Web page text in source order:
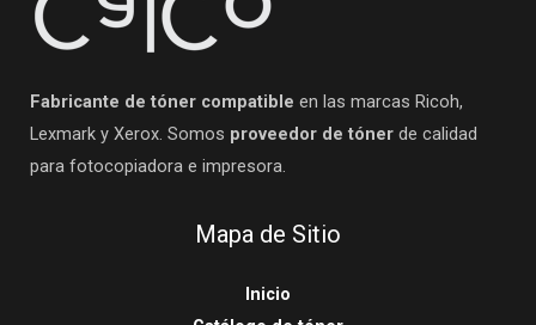
Fabricante de tóner compatible en las marcas Ricoh,
Lexmark y Xerox. Somos proveedor de tóner de calidad
para fotocopiadora e impresora.
Mapa de Sitio
Inicio